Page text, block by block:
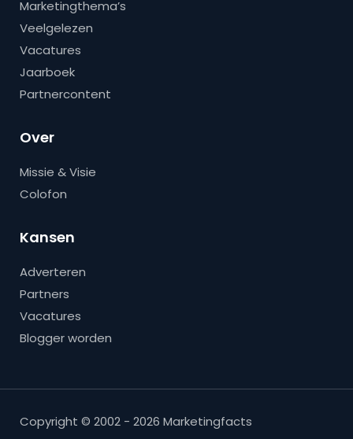
Marketingthema’s
Veelgelezen
Vacatures
Jaarboek
Partnercontent
Over
Missie & Visie
Colofon
Kansen
Adverteren
Partners
Vacatures
Blogger worden
Copyright © 2002 - 2026 Marketingfacts